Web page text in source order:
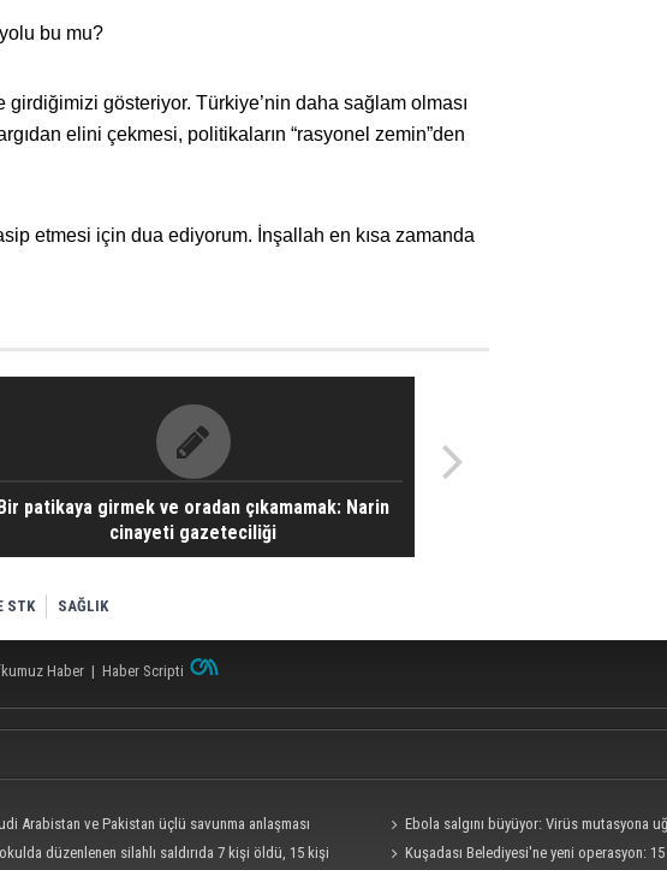
bu mu?
girdiğimizi gösteriyor. Türkiye’nin daha sağlam olması
elini çekmesi, politikaların “rasyonel zemin”den
etmesi için dua ediyorum. İnşallah en kısa zamanda
patikaya girmek ve oradan çıkamamak: Narin
cinayeti gazeteciliği
STK SAĞLIK
Haber | Haber Scripti
Arabistan ve Pakistan üçlü savunma anlaşması
Ebola salgını büyüyor: Virüs mutasyona
düzenlenen silahlı saldırıda 7 kişi öldü, 15 kişi Kuşadası Belediyesi'ne yeni operasyon: 15